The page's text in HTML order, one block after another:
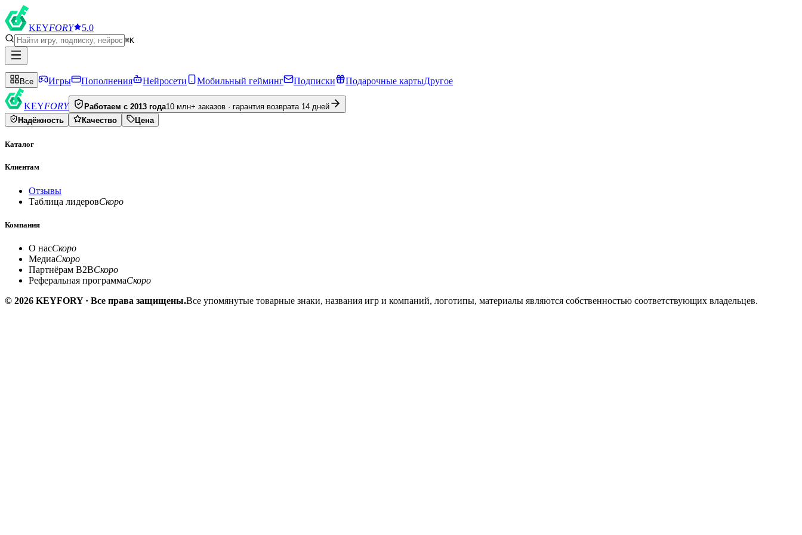
KEYFORY 5.0
⌘K
Все Игры Пополнения Нейросети Мобильный гейминг Подписки Подарочные картыДругое
KEYFORY Работаем с 2013 года10 млн+ заказов · гарантия возврата 14 дней
Надёжность
Качество Цена
Каталог
Клиентам
Отзывы
Таблица лидеровСкоро
Компания
О насСкоро
МедиаСкоро
Партнёрам B2BСкоро
Реферальная программаСкоро
© 2026 KEYFORY · Все права защищены.Все упомянутые товарные знаки, названия игр и компаний, логотипы, материалы являются собственностью соответствующих владельцев.